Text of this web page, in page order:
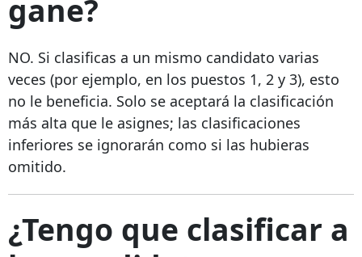
gane?
NO. Si clasificas a un mismo candidato varias
veces (por ejemplo, en los puestos 1, 2 y 3), esto
no le beneficia. Solo se aceptará la clasificación
más alta que le asignes; las clasificaciones
inferiores se ignorarán como si las hubieras
omitido.
¿Tengo que clasificar a